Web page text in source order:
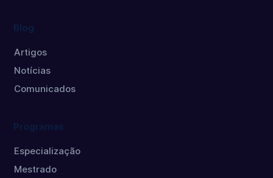
Blog
Artigos
Notícias
Comunicados
Programas
Especialização
Mestrado